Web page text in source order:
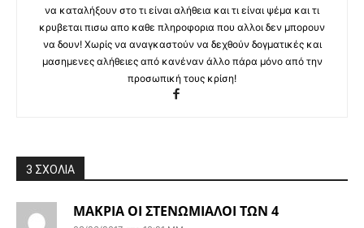
να καταλήξουν στο τι είναι αλήθεια και τι είναι ψέμα και τι
κρυβεται πισω απο καθε πληροφορια που αλλοι δεν μπορουν
να δουν! Χωρίς να αναγκαστούν να δεχθούν δογματικές και
μασημενες αλήθειες από κανέναν άλλο πάρα μόνο από την
προσωπική τους κρίση!
3 ΣΧΟΛΙΑ
ΜΑΚΡΙΑ ΟΙ ΣΤΕΝΩΜΙΑΛΟΙ ΤΩΝ 4